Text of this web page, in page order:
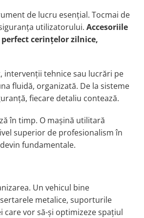
de lucru esenţial. Tocmai de
utilizatorului. Accesoriile
cerinţelor zilnice,
intervenţii tehnice sau lucrări pe
fluidă, organizată. De la sisteme
fiecare detaliu contează.
în timp. O maşină utilitară
superior de profesionalism în
fundamentale.
Un vehicul bine
metalice, suporturile
vor să-şi optimizeze spaţiul